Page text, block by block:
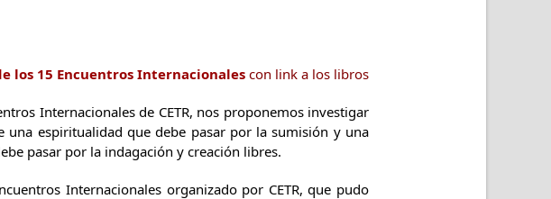
los 15 Encuentros Internacionales con link a los libros
Internacionales de CETR, nos proponemos investigar
espiritualidad que debe pasar por la sumisión y una
pasar por la indagación y creación libres.
Internacionales organizado por CETR, que pudo